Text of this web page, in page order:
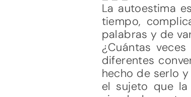
La autoestima
tiempo,
palabras y de
¿Cuántas
diferentes
hecho de serlo
el sujeto que la